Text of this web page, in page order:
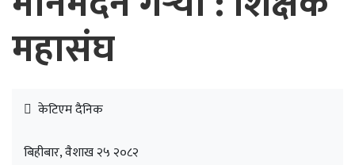
महासंघ
केटिएम दैनिक
बिहीबार, वैशाख २५ २०८२